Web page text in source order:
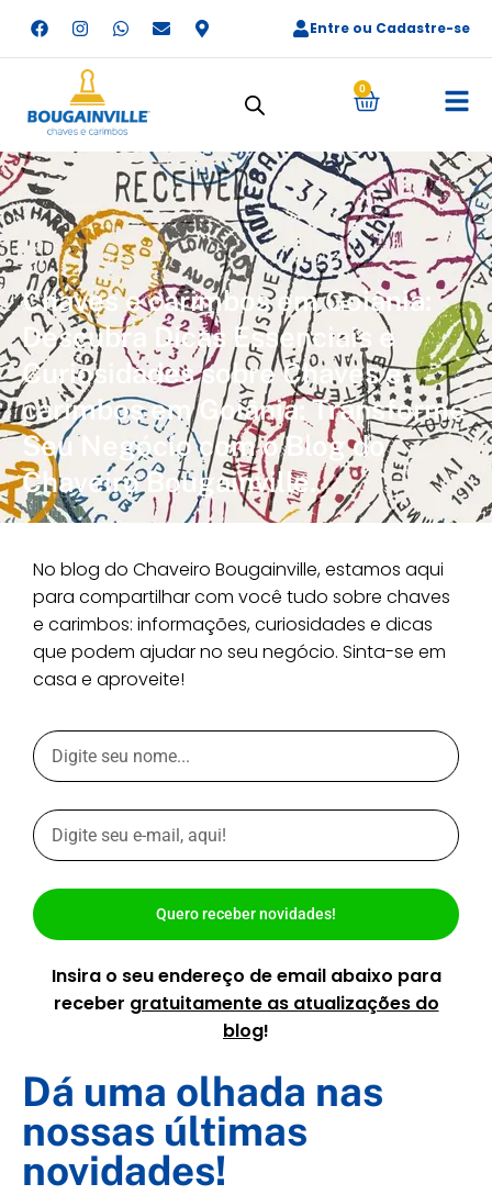
Entre ou Cadastre-se
0
Chaves e carimbos em Goiânia:
Descubra Dicas Essenciais e
Curiosidades sobre Chaves e
carimbos em Goiânia: Transforme
Seu Negócio com o Blog do
Chaveiro Bougainville.
No blog do Chaveiro Bougainville, estamos aqui
para compartilhar com você tudo sobre chaves
e carimbos: informações, curiosidades e dicas
que podem ajudar no seu negócio. Sinta-se em
casa e aproveite!
Quero receber novidades!
Insira o seu endereço de email abaixo para
receber gratuitamente as atualizações do
blog!
Dá uma olhada nas
nossas últimas
novidades!